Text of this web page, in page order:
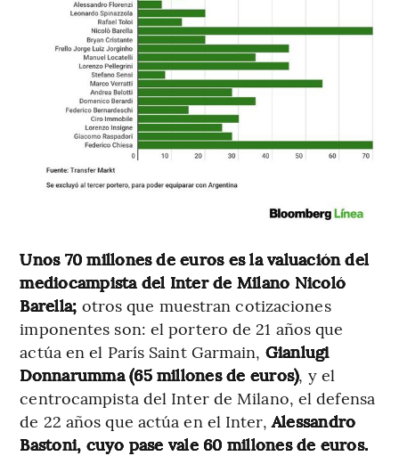
Unos 70 millones de euros es la valuación del
mediocampista del Inter de Milano Nicoló
Barella; otros que muestran cotizaciones
imponentes son: el portero de 21 años que
actúa en el París Saint Garmain, Gianlugi
Donnarumma (65 millones de euros), y el
centrocampista del Inter de Milano, el defensa
de 22 años que actúa en el Inter, Alessandro
Bastoni, cuyo pase vale 60 millones de euros.